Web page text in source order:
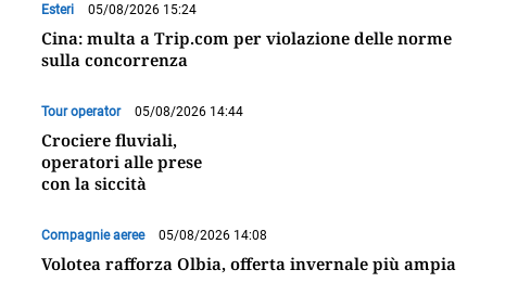
Esteri 05/08/2026 15:24
Cina: multa a Trip.com per violazione delle norme
sulla concorrenza
Tour operator 05/08/2026 14:44
Crociere fluviali,
operatori alle prese
con la siccità
Compagnie aeree 05/08/2026 14:08
Volotea rafforza Olbia, offerta invernale più ampia